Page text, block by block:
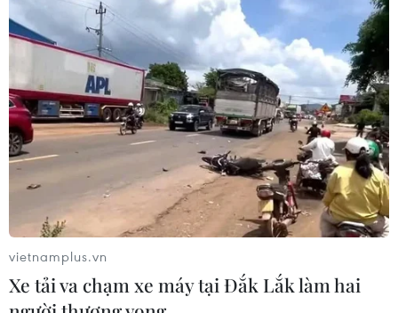
Mexico: Thị trường áo đấu giả nở rộ trước
thềm World Cup 2026
09/06/2026 11:32
Ít ngày trước khi World Cup 2026 khởi tranh, Mexico
đang đối mặt làn sóng buôn bán áo đấu giả quy mô
vietnamplus.vn
Xe tải va chạm xe máy tại Đắk Lắk làm hai